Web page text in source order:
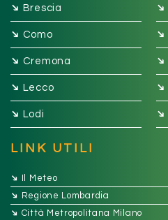
➔ Brescia ➔
➔ Como ➔
➔ Cremona ➔
➔ Lecco ➔
➔ Lodi ➔
LINK UTILI
➔ Il Meteo
➔ Regione Lombardia
➔ Città Metropolitana Milano